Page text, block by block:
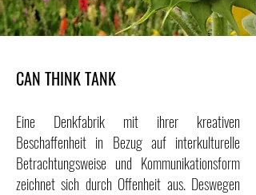
CAN THINK TANK
Eine Denkfabrik mit ihrer kreativen
Beschaffenheit in Bezug auf interkulturelle
Betrachtungsweise und Kommunikationsform
zeichnet sich durch Offenheit aus. Deswegen